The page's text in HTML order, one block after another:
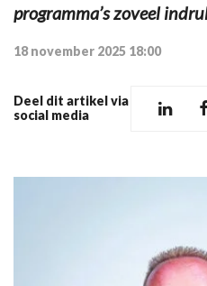
programma’s zoveel
18 november 2025 18:00
Deel dit artikel via
social media